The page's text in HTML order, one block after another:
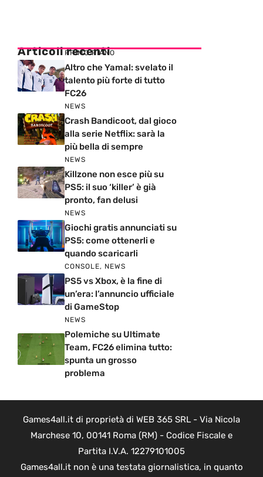
Articoli recenti
PRIMO PIANO
Altro che Yamal: svelato il
talento più forte di tutto
FC26
NEWS
Crash Bandicoot, dal gioco
alla serie Netflix: sarà la
più bella di sempre
NEWS
Killzone non esce più su
PS5: il suo ‘killer’ è già
pronto, fan delusi
NEWS
Giochi gratis annunciati su
PS5: come ottenerli e
quando scaricarli
CONSOLE, NEWS
PS5 vs Xbox, è la fine di
un’era: l’annuncio ufficiale
di GameStop
NEWS
Polemiche su Ultimate
Team, FC26 elimina tutto:
spunta un grosso
problema
Games4all.it di proprietà di WEB 365 SRL - Via Nicola
Marchese 10, 00141 Roma (RM) - Codice Fiscale e
Partita I.V.A. 12279101005
Games4all.it non è una testata giornalistica, in quanto